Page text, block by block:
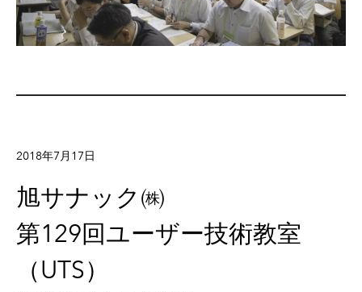
2018年7月17日
旭サナック㈱
第129回ユーザー技術教室
（UTS）